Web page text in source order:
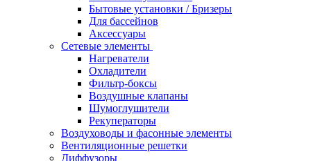
Бытовые установки / Бризеры
Для бассейнов
Аксессуары
Сетевые элементы
Нагреватели
Охладители
Фильтр-боксы
Воздушные клапаны
Шумоглушители
Рекуператоры
Воздуховоды и фасонные элементы
Вентиляционные решетки
Диффузоры